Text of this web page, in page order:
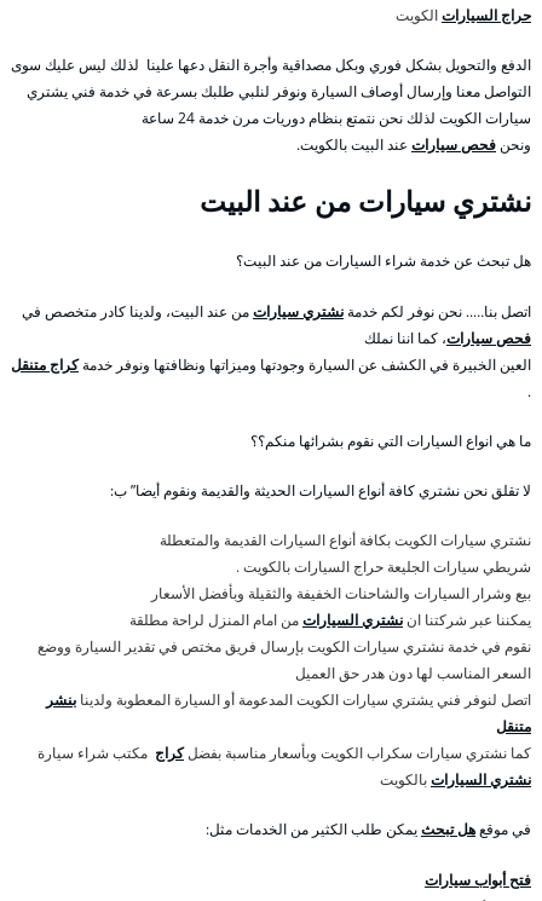
حراج السياراتالكويت
الدفع والتحويل بشكل فوري وبكل مصداقية وأجرة النقل دعها علينا لذلك ليس عليك سوى
التواصل معنا وإرسال أوصاف السيارة ونوفر لنلبي طلبك بسرعة في خدمة فني يشتري
سيارات الكويت لذلك نحن نتمتع بنظام دوريات مرن خدمة 24 ساعة
ونحنفحص سيارات عند البيت بالكويت.
نشتري سيارات من عند البيت
هل تبحث عن خدمة شراء السيارات من عند البيت؟
اتصل بنا….. نحن نوفر لكم خدمةنشتري سياراتمن عند البيت، ولدينا كادر متخصص في
فحص سيارات، كما اننا نملك
العين الخبيرة في الكشف عن السيارة وجودتها وميزاتها ونظافتها ونوفر خدمةكراج متنقل
.
ما هي انواع السيارات التي نقوم بشرائها منكم؟؟
لا تقلق نحن نشتري كافة أنواع السيارات الحديثة والقديمة ونقوم أيضا” ب:
نشتري سيارات الكويت بكافة أنواع السيارات القديمة والمتعطلة
شريطي سيارات الجليعة حراج السيارات بالكويت .
بيع وشرار السيارات والشاحنات الخفيفة والثقيلة وبأفضل الأسعار
يمكننا عبر شركتنا ان نشتري السياراتمن امام المنزل لراحة مطلقة
نقوم في خدمة نشتري سيارات الكويت بإرسال فريق مختص في تقدير السيارة ووضع
السعر المناسب لها دون هدر حق العميل
اتصل لنوفر فني يشتري سيارات الكويت المدعومة أو السيارة المعطوبة ولدينا بنشر
متنقل
كما نشتري سيارات سكراب الكويت وبأسعار مناسبة بفضلكراج مكتب شراء سيارة
نشتري السياراتبالكويت
في موقعهل تبحثيمكن طلب الكثير من الخدمات مثل:
فتح أبواب سيارات